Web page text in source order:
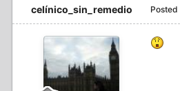
celínico_sin_remedio Posted